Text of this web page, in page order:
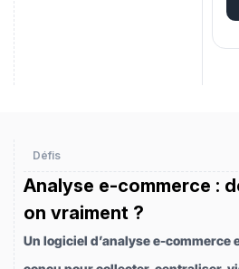
Défis
Analyse e-commerce :
on vraiment ?
Un logiciel d’analyse e-commerce